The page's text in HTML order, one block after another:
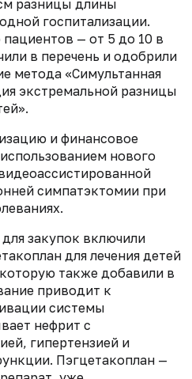
разницы длины
госпитализации.
— от 5 до 10 в
в перечень и одобрили
метода «Симультанная
экстремальной разницы
и финансовое
нового
симпатэктомии при
закупок включили
для лечения детей
также добавили в
приводит к
системы
нефрит с
гипертензией и
Пэгцетакоплан —